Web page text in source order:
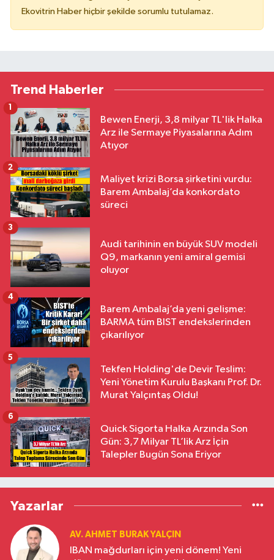
Ekovitrin Haber hiçbir şekilde sorumlu tutulamaz.
Trend Haberler
Bewen Enerji, 3,8 milyar TL'lik Halka
Arz ile Sermaye Piyasalarına Adım
Atıyor
1
Maliyet krizi Borsa şirketini vurdu:
Barem Ambalaj’da konkordato
süreci
2
Audi tarihinin en büyük SUV modeli
Q9, markanın yeni amiral gemisi
oluyor
3
Barem Ambalaj’da yeni gelişme:
BARMA tüm BIST endekslerinden
çıkarılıyor
4
Tekfen Holding'de Devir Teslim:
Yeni Yönetim Kurulu Başkanı Prof. Dr.
Murat Yalçıntaş Oldu!
5
Quick Sigorta Halka Arzında Son
Gün: 3,7 Milyar TL’lik Arz İçin
Talepler Bugün Sona Eriyor
6
Yazarlar
AV. AHMET BURAK YALÇIN
IBAN mağdurları için yeni dönem! Yeni